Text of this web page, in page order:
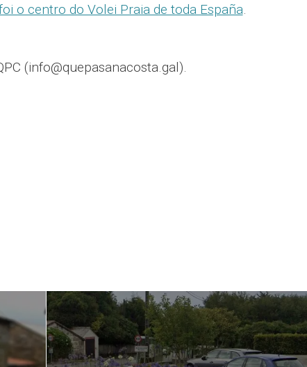
o centro do Volei Praia de toda España.
(info@quepasanacosta.gal).